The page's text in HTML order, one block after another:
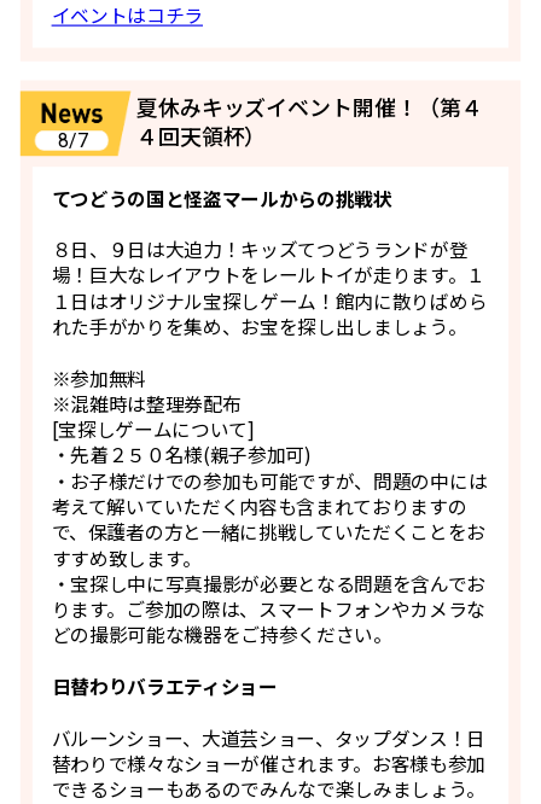
イベントはコチラ
8/7
夏休みキッズイベント開催！（第４
４回天領杯）
てつどうの国と怪盗マールからの挑戦状
８日、９日は大迫力！キッズてつどうランドが登
場！巨大なレイアウトをレールトイが走ります。１
１日はオリジナル宝探しゲーム！館内に散りばめら
れた手がかりを集め、お宝を探し出しましょう。
※参加無料
※混雑時は整理券配布
[宝探しゲームについて]
・先着２５０名様(親子参加可)
・お子様だけでの参加も可能ですが、問題の中には
考えて解いていただく内容も含まれておりますの
で、保護者の方と一緒に挑戦していただくことをお
すすめ致します。
・宝探し中に写真撮影が必要となる問題を含んでお
ります。ご参加の際は、スマートフォンやカメラな
どの撮影可能な機器をご持参ください。
日替わりバラエティショー
バルーンショー、大道芸ショー、タップダンス！日
替わりで様々なショーが催されます。お客様も参加
できるショーもあるのでみんなで楽しみましょう。